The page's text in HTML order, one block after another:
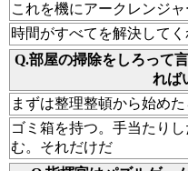
これを機にアークレンジ
時間がすべてを解決して
Q.部屋の掃除をしろって
れば
まずは整理整頓から始めた
ゴミ箱を持つ。手当たり
む。それだけだ